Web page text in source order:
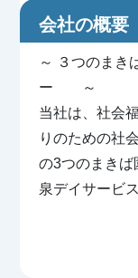
会社の概要
～ ３つのまき
ー ～
当社は、社会
りのための社
の3つのまきば
泉デイサービ